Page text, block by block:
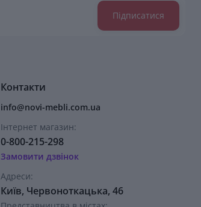
Підписатися
Контакти
info@novi-mebli.com.ua
Інтернет магазин:
0-800-215-298
Замовити дзвінок
Адреси:
Київ, Червоноткацька, 46